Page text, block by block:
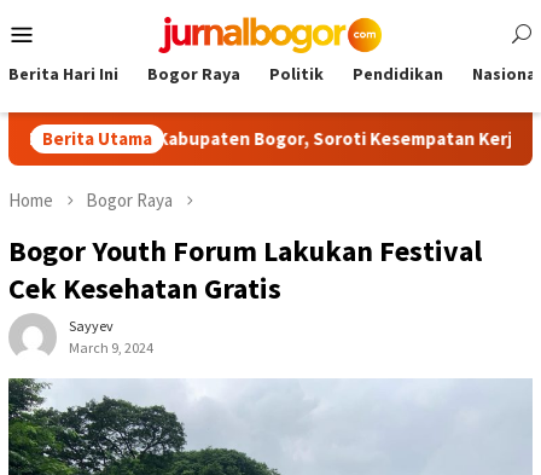
to
Menu
Berita Hari Ini Bogor Raya Politik Pendidikan Nasional
Berita Utama
Kabupaten Bogor, Soroti Kesempatan Kerja yang Setara
Home Bogor Raya
Bogor Youth Forum Lakukan Festival
Cek Kesehatan Gratis
Sayyev
March 9, 2024